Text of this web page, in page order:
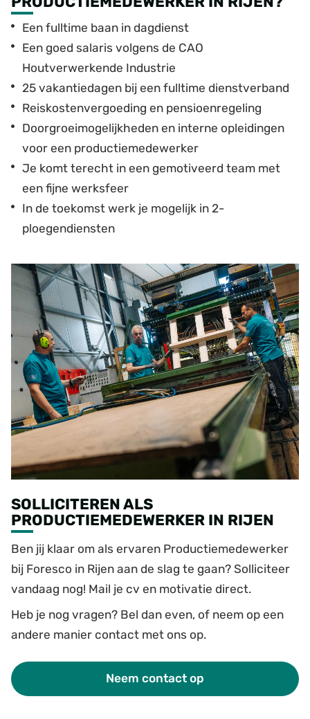
Een fulltime baan in dagdienst
Een goed salaris volgens de CAO
Houtverwerkende Industrie
25 vakantiedagen bij een fulltime dienstverband
Reiskostenvergoeding en pensioenregeling
Doorgroeimogelijkheden en interne opleidingen
voor een productiemedewerker
Je komt terecht in een gemotiveerd team met
een fijne werksfeer
In de toekomst werk je mogelijk in 2-
ploegendiensten
SOLLICITEREN ALS
PRODUCTIEMEDEWERKER IN RIJEN
Ben jij klaar om als ervaren Productiemedewerker
bij Foresco in Rijen aan de slag te gaan? Solliciteer
vandaag nog! Mail je cv en motivatie direct.
Heb je nog vragen? Bel dan even, of neem op een
andere manier contact met ons op.
Neem contact op